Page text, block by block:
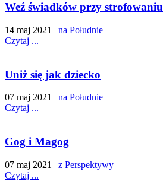
Weź świadków przy strofowaniu
14 maj 2021 | na Południe
Czytaj ...
Uniż się jak dziecko
07 maj 2021 | na Południe
Czytaj ...
Gog i Magog
07 maj 2021 | z Perspektywy
Czytaj ...